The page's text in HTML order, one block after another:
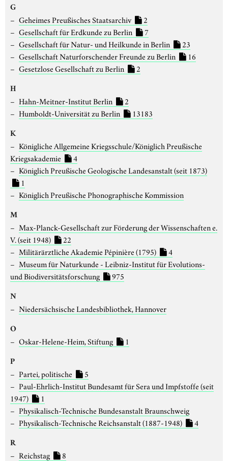
G
Geheimes Preußisches Staatsarchiv
2
Gesellschaft für Erdkunde zu Berlin
7
Gesellschaft für Natur- und Heilkunde in Berlin
23
Gesellschaft Naturforschender Freunde zu Berlin
16
Gesetzlose Gesellschaft zu Berlin
2
H
Hahn-Meitner-Institut Berlin
2
Humboldt-Universität zu Berlin
13183
K
Königliche Allgemeine Kriegsschule/Königlich Preußische
Kriegsakademie
4
Königlich Preußische Geologische Landesanstalt (seit 1873)
1
Königlich Preußische Phonographische Kommission
M
Max-Planck-Gesellschaft zur Förderung der Wissenschaften e.
V. (seit 1948)
22
Militärärztliche Akademie Pépinière (1795)
4
Museum für Naturkunde - Leibniz-Institut für Evolutions-
und Biodiversitätsforschung
975
N
Niedersächsische Landesbibliothek, Hannover
O
Oskar-Helene-Heim, Stiftung 1
P
Partei, politische
5
Paul-Ehrlich-Institut Bundesamt für Sera und Impfstoffe (seit
1947)
1
Physikalisch-Technische Bundesanstalt Braunschweig
Physikalisch-Technische Reichsanstalt (1887-1948)
4
R
Reichstag 8